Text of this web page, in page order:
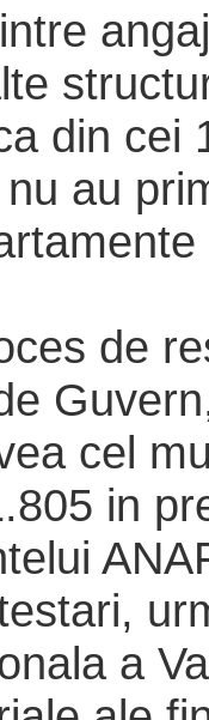
din cei
au
de
cel
in
a